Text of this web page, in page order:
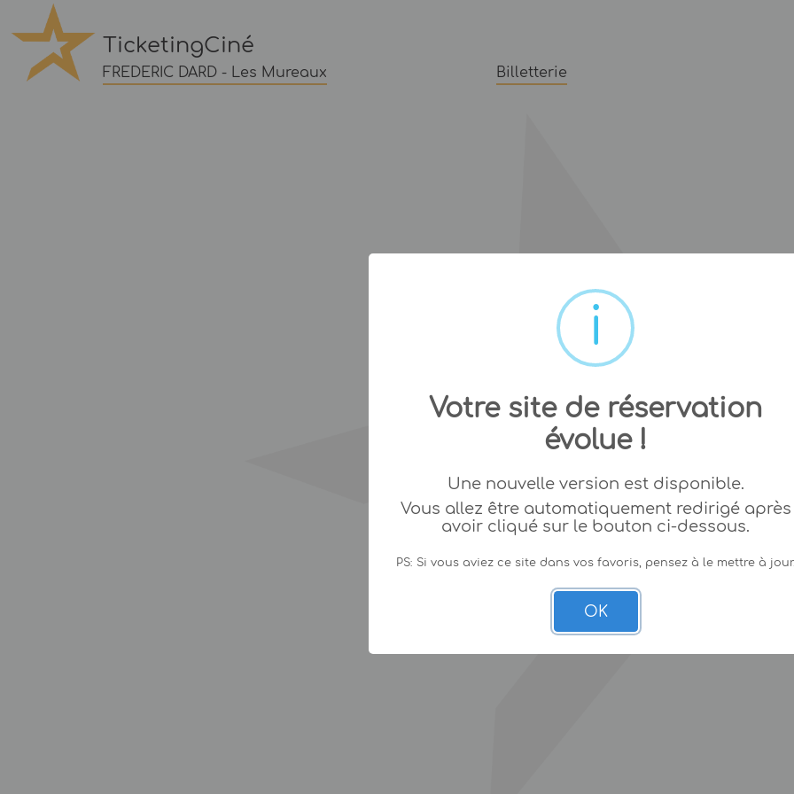
TicketingCiné
FREDERIC DARD - Les Mureaux Billetterie
Votre site de réservation
évolue !
Une nouvelle version est disponible.
Vous allez être automatiquement redirigé après
avoir cliqué sur le bouton ci-dessous.
PS: Si vous aviez ce site dans vos favoris, pensez à le mettre à
OK